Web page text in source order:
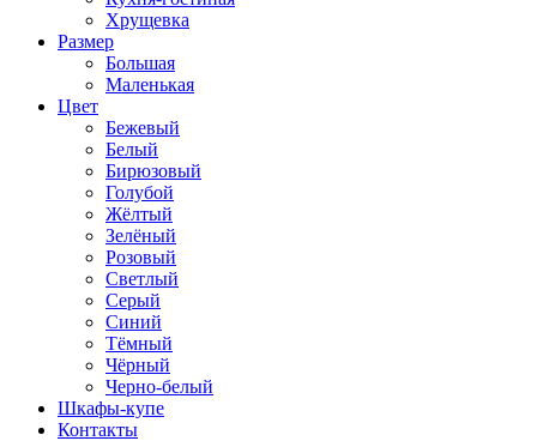
Хрущевка
Размер
Большая
Маленькая
Цвет
Бежевый
Белый
Бирюзовый
Голубой
Жёлтый
Зелёный
Розовый
Светлый
Серый
Синий
Тёмный
Чёрный
Черно-белый
Шкафы-купе
Контакты